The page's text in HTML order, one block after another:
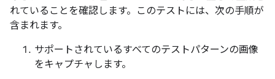
れていることを確認します。このテストには、次の手順が
含まれます。
サポートされているすべてのテストパターンの画像
をキャプチャします。